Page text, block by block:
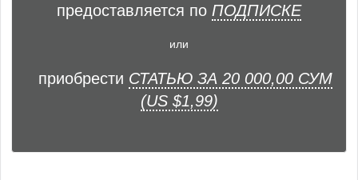
предоставляется по ПОДПИСКЕ
или
приобрести СТАТЬЮ ЗА 20 000,00 СУМ
(US $1,99)